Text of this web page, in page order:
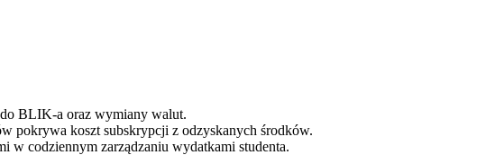
BLIK-a oraz wymiany walut.
pokrywa koszt subskrypcji z odzyskanych środków.
w codziennym zarządzaniu wydatkami studenta.